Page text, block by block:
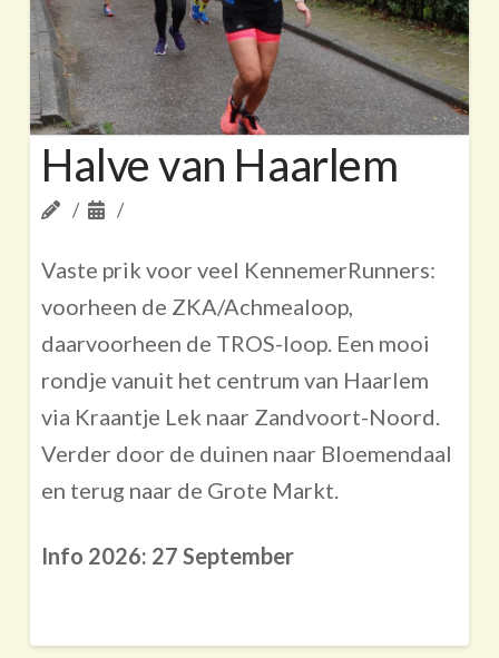
Halve van Haarlem
Vaste prik voor veel KennemerRunners:
voorheen de ZKA/Achmealoop,
daarvoorheen de TROS-loop. Een mooi
rondje vanuit het centrum van Haarlem
via Kraantje Lek naar Zandvoort-Noord.
Verder door de duinen naar Bloemendaal
en terug naar de Grote Markt.
Info 2026: 27 September